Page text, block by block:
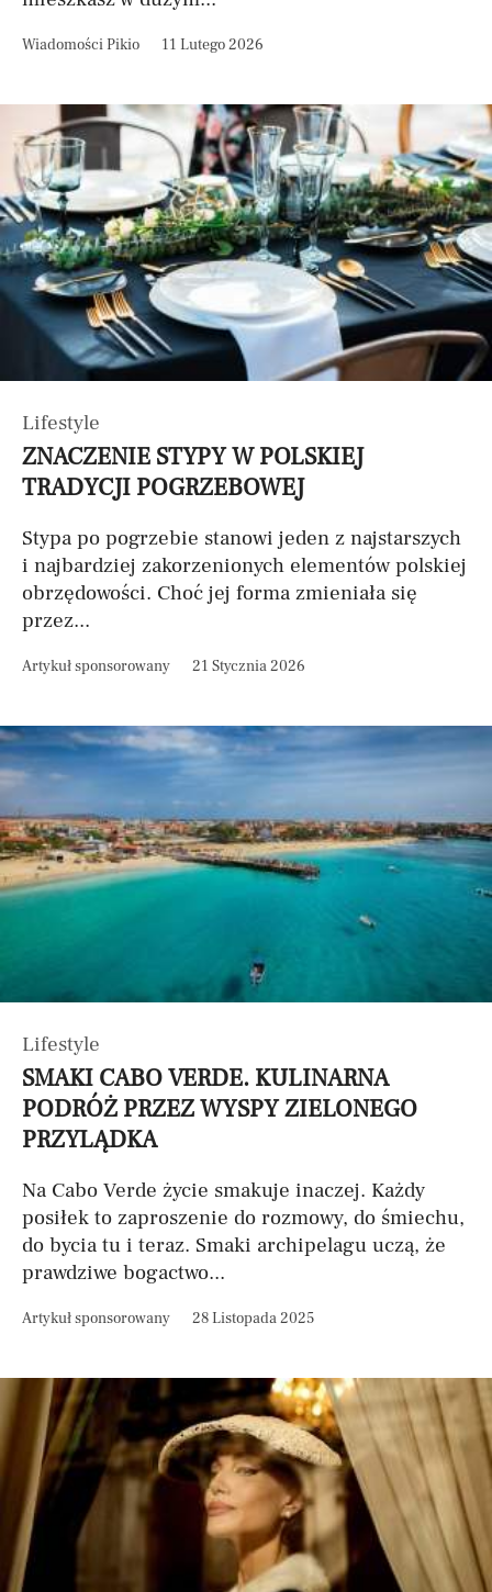
Wiadomości Pikio 11 Lutego 2026
Lifestyle
ZNACZENIE STYPY W POLSKIEJ
TRADYCJI POGRZEBOWEJ
Stypa po pogrzebie stanowi jeden z najstarszych
i najbardziej zakorzenionych elementów polskiej
obrzędowości. Choć jej forma zmieniała się
przez...
Artykuł sponsorowany 21 Stycznia 2026
Lifestyle
SMAKI CABO VERDE. KULINARNA
PODRÓŻ PRZEZ WYSPY ZIELONEGO
PRZYLĄDKA
Na Cabo Verde życie smakuje inaczej. Każdy
posiłek to zaproszenie do rozmowy, do śmiechu,
do bycia tu i teraz. Smaki archipelagu uczą, że
prawdziwe bogactwo...
Artykuł sponsorowany 28 Listopada 2025